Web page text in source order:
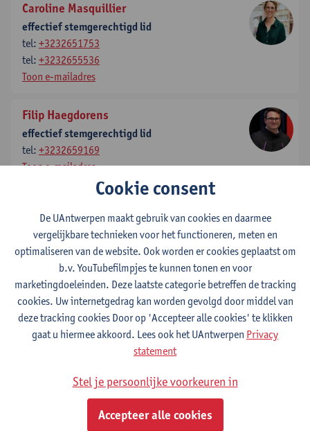
Caroline Masquillier
effectief stemgerechtigd lid
tel: +3232651753
tel: +3232655536
Toon e-mailadres
Filip Haegdorens
effectief stemgerechtigd lid
tel: +3232659169
Toon e-mailadres
effectief stemgerechtigd lid
tel:+3232659187
Toon e-mailadres
Iris Wyns
effectief raadgevend lid
tel:+3232652859
Elyne De Baetselier
effectief stemgerechtigd lid
+3232659163
Cookie consent
De UAntwerpen maakt gebruik van cookies en daarmee
vergelijkbare technieken voor het functioneren, meten en
optimaliseren van de website. Ook worden er cookies geplaatst om
b.v. YouTubefilmpjes te kunnen tonen en voor
marketingdoeleinden. Deze laatste categorie betreffen de tracking
cookies. Uw internetgedrag kan worden gevolgd door middel van
deze tracking cookies Door op 'Accepteer alle cookies' te klikken
gaat u hiermee akkoord. Lees ook het UAntwerpen Privacy
statement
Stel je persoonlijke voorkeuren in
Accepteer alle cookies